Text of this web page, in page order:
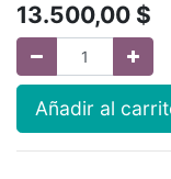
13.500,00 $
Añadir al